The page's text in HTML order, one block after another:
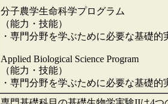
分子農学生命科学プログラム
（能力・技能）
・専門分野を学ぶために必要な基礎的
Applied Biological Science Program
（能力・技能）
・専門分野を学ぶために必要な基礎